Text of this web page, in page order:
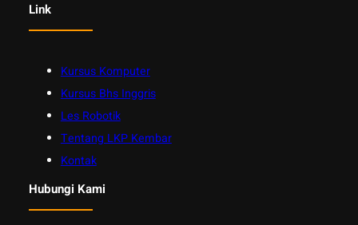
Link
Kursus Komputer
Kursus Bhs Inggris
Les Robotik
Tentang LKP Kembar
Kontak
Hubungi Kami